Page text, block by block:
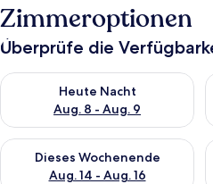
Zimmeroptionen
Überprüfe die
Heute Nacht
Aug. 8 - Aug. 9
Überprüfe die Verfügbarkeit für
Dieses Wochenende
Aug. 14 - Aug. 16
Überprüfe die Verfügbarkeit für